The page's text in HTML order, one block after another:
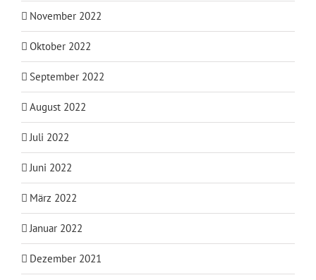
November 2022
Oktober 2022
September 2022
August 2022
Juli 2022
Juni 2022
März 2022
Januar 2022
Dezember 2021